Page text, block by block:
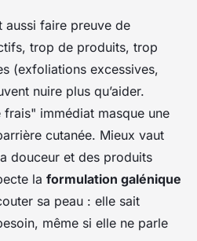
aussi faire preuve de
trop de produits, trop
(exfoliations excessives,
nuire plus qu’aider.
immédiat masque une
cutanée. Mieux vaut
douceur et des produits
la formulation galénique
sa peau : elle sait
même si elle ne parle